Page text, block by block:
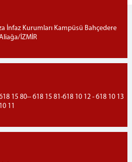
İnfaz Kurumları Kampüsü Bahçedere
İZMİR
15 80-- 618 15 81-618 10 12 - 618 10 13
11